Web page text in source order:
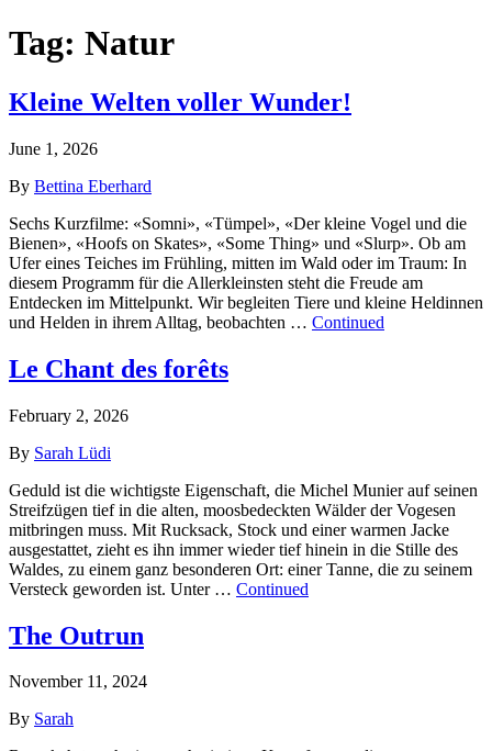
Tag: Natur
Kleine Welten voller Wunder!
June 1, 2026
By Bettina Eberhard
Sechs Kurzfilme: «Somni», «Tümpel», «Der kleine Vogel und die
Bienen», «Hoofs on Skates», «Some Thing» und «Slurp». Ob am
Ufer eines Teiches im Frühling, mitten im Wald oder im Traum: In
diesem Programm für die Allerkleinsten steht die Freude am
Entdecken im Mittelpunkt. Wir begleiten Tiere und kleine Heldinnen
und Helden in ihrem Alltag, beobachten … Continued
Le Chant des forêts
February 2, 2026
By Sarah Lüdi
Geduld ist die wichtigste Eigenschaft, die Michel Munier auf seinen
Streifzügen tief in die alten, moosbedeckten Wälder der Vogesen
mitbringen muss. Mit Rucksack, Stock und einer warmen Jacke
ausgestattet, zieht es ihn immer wieder tief hinein in die Stille des
Waldes, zu einem ganz besonderen Ort: einer Tanne, die zu seinem
Versteck geworden ist. Unter … Continued
The Outrun
November 11, 2024
By Sarah